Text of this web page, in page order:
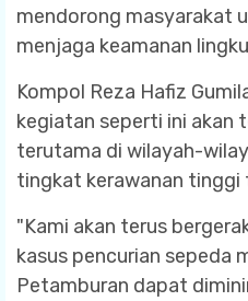
mendorong masyarakat
menjaga keamanan
Kompol Reza Hafiz
kegiatan seperti ini akan
terutama di wilayah-
tingkat kerawanan tinggi
"Kami akan terus
kasus pencurian sepeda
Petamburan dapat